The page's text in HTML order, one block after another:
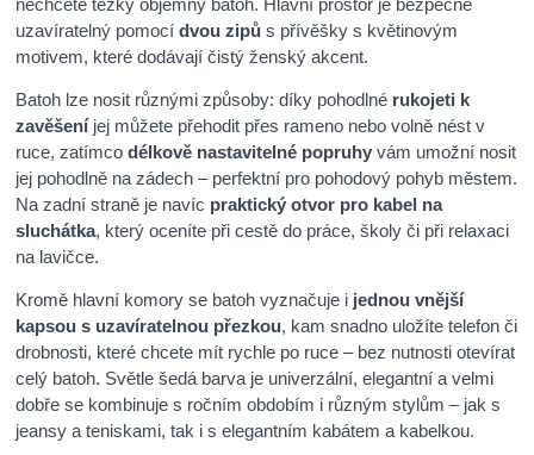
nechcete těžký objemný batoh. Hlavní prostor je bezpečně
uzavíratelný pomocídvou zipů s přívěšky s květinovým
motivem, které dodávají čistý ženský akcent.
Batoh lze nosit různými způsoby: díky pohodlné rukojeti k
zavěšeníjej můžete přehodit přes rameno nebo volně nést v
ruce, zatímcodélkově nastavitelné popruhy vám umožní nosit
jej pohodlně na zádech – perfektní pro pohodový pohyb městem.
Na zadní straně je navíc praktický otvor pro kabel na
sluchátka, který oceníte při cestě do práce, školy či při relaxaci
na lavičce.
Kromě hlavní komory se batoh vyznačuje i jednou vnější
kapsou s uzavíratelnou přezkou, kam snadno uložíte telefon či
drobnosti, které chcete mít rychle po ruce – bez nutnosti otevírat
celý batoh. Světle šedá barva je univerzální, elegantní a velmi
dobře se kombinuje s ročním obdobím i různým stylům – jak s
jeansy a teniskami, tak i s elegantním kabátem a kabelkou.